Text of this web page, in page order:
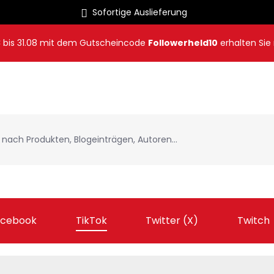
Sofortige Auslieferung
bis 31.08 mit dem Gutscheincode Followerheld10 erhalten Sie
TikTok Twitter (X) Twitch